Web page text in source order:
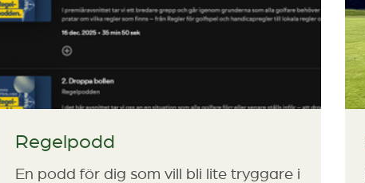
Regelpodd
En podd för dig som vill bli lite tryggare i